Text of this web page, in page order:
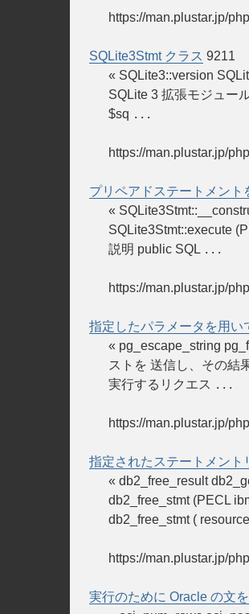
https://man.plustar.jp/
SQLite3Stmt クラス 9211
« SQLite3::version
SQLite 3 拡張モジュー
$sq ...
https://man.plustar.jp/
プリペアドステートメン
«
SQLite3Stmt::execute
説明 public SQL ...
https://man.plustar.jp/
指定したパラメータを用い
« pg_escape_string
ストを 送信し、その結
実行するリクエス
...
https://man.plustar.jp/
指定されたステートメント
« db2_free_result
db2_free_stmt (PECL
db2_free_stmt (
https://man.plustar.jp/
実行のために Oracle の文